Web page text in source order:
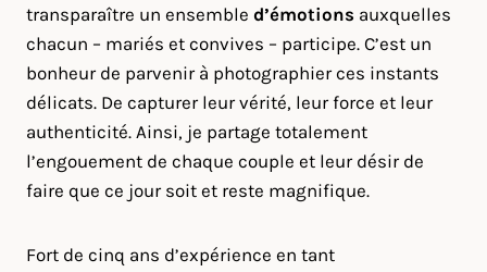
transparaître un ensemble d’émotions auxquelles
chacun – mariés et convives – participe. C’est un
bonheur de parvenir à photographier ces instants
délicats. De capturer leur vérité, leur force et leur
authenticité. Ainsi, je partage totalement
l’engouement de chaque couple et leur désir de
faire que ce jour soit et reste magnifique.
Fort de cinq ans d’expérience en tant